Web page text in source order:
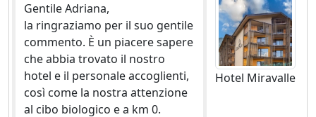
Gentile Adriana,
la ringraziamo per il suo gentile
commento. È un piacere sapere
che abbia trovato il nostro
hotel e il personale accoglienti,
così come la nostra attenzione
al cibo biologico e a km 0.
Hotel Miravalle